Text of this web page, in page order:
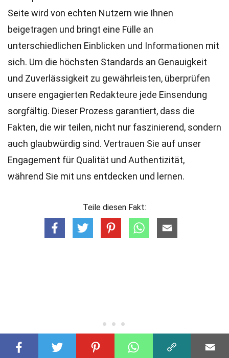
Seite wird von echten Nutzern wie Ihnen
beigetragen und bringt eine Fülle an
unterschiedlichen Einblicken und Informationen mit
sich. Um die höchsten Standards an Genauigkeit
und Zuverlässigkeit zu gewährleisten, überprüfen
unsere engagierten Redakteure jede Einsendung
sorgfältig. Dieser Prozess garantiert, dass die
Fakten, die wir teilen, nicht nur faszinierend, sondern
auch glaubwürdig sind. Vertrauen Sie auf unser
Engagement für Qualität und Authentizität,
während Sie mit uns entdecken und lernen.
Teile diesen Fakt: